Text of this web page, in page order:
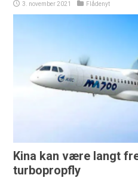
3. november 2021 Flådenyt
Kina kan være langt
turbopropfly